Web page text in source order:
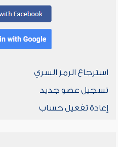
استرجاع الرمز السري
تسجيل عضو جديد
إعادة تفعيل حساب